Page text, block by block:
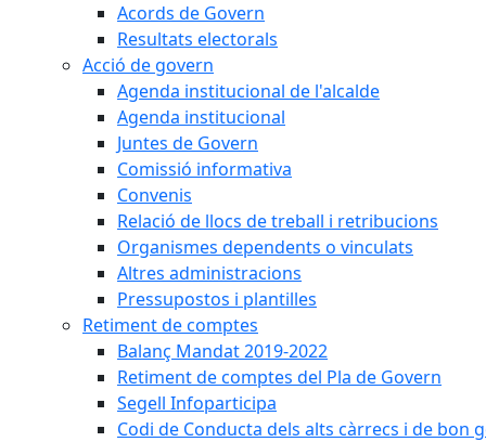
Acords de Govern
Resultats electorals
Acció de govern
Agenda institucional de l'alcalde
Agenda institucional
Juntes de Govern
Comissió informativa
Convenis
Relació de llocs de treball i retribucions
Organismes dependents o vinculats
Altres administracions
Pressupostos i plantilles
Retiment de comptes
Balanç Mandat 2019-2022
Retiment de comptes del Pla de Govern
Segell Infoparticipa
Codi de Conducta dels alts càrrecs i de bon